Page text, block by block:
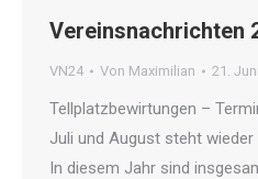
Vereinsnachrichten
VN24 Von Maximilian 21.
Tellplatzbewirtungen –
Juli und August steht
In diesem Jahr sind